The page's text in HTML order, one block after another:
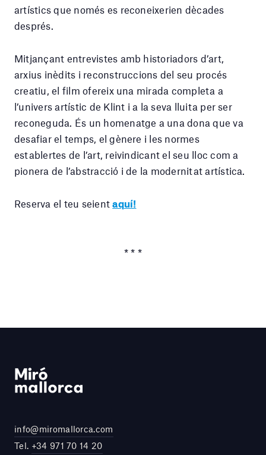
artístics que només es reconeixerien dècades
després.
Mitjançant entrevistes amb historiadors d’art,
arxius inèdits i reconstruccions del seu procés
creatiu, el film ofereix una mirada completa a
l’univers artístic de Klint i a la seva lluita per ser
reconeguda. És un homenatge a una dona que va
desafiar el temps, el gènere i les normes
establertes de l’art, reivindicant el seu lloc com a
pionera de l’abstracció i de la modernitat artística.
Reserva el teu seientaquí!
* * *
info@miromallorca.com
Tel. +34 971 70 14 20